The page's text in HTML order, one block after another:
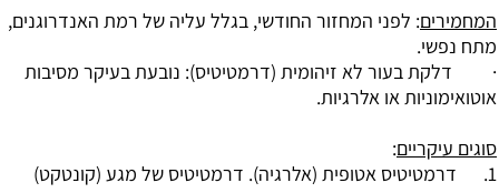
המחמירים: לפני המחזור החודשי, בגלל עליה של רמת האנדרוגנים,
מתח נפשי.
· דלקת בעור לא זיהומית (דרמטיטיס): נובעת בעיקר מסיבות
אוטואימוניות או אלרגיות.
סוגים עיקריים:
1. דרמטיטיס אטופית (אלרגיה). דרמטיטיס של מגע (קונטקט)